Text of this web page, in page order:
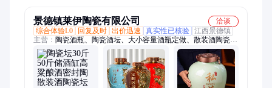
景德镇莱伊陶瓷有限公司
洽谈
综合体验L0
回复及时 出价迅速 真实性已核验 江西景德镇
主营： 陶瓷酒瓶、陶瓷酒坛、大小容量酒瓶定做、散装酒陶瓷坛
子、陶瓷盆、荷花缸、储酒坛、瓷器缸、储酒罐、小酒瓶、定制
缸、陶瓷缸、陶瓷瓶、藏酒瓶、骨灰盒、空酒瓶、存酒缸、酒坛
子、陶瓷画、泡酒罐、白酒瓶、大口缸、陶瓷罐、瓷酒具